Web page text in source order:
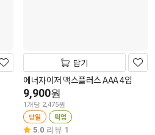
담기
에너자이저 맥스플러스 AAA 4입
9,900원
1개당 2,475원
당일 픽업
5.0 리뷰 1